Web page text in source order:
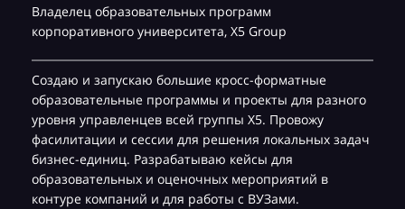
Владелец образовательных программ
корпоративного университета, Х5 Group
Создаю и запускаю большие кросс-форматные
образовательные программы и проекты для разного
уровня управленцев всей группы Х5. Провожу
фасилитации и сессии для решения локальных задач
бизнес-единиц. Разрабатываю кейсы для
образовательных и оценочных мероприятий в
контуре компаний и для работы с ВУЗами.